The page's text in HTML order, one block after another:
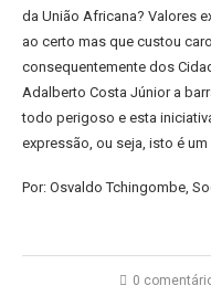
da União Africana? Valores
ao certo mas que custou
consequentemente dos
Adalberto Costa Júnior a
todo perigoso e esta
expressão, ou seja, isto é
Por: Osvaldo Tchingombe,
0